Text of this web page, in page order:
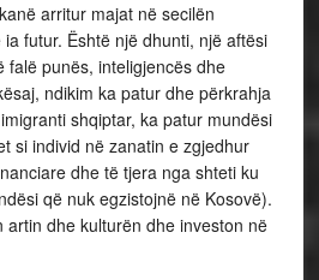
arritur majat në secilën
futur. Është një dhunti, një aftësi
falë punës, inteligjencës dhe
ndikim ka patur dhe përkrahja
shqiptar, ka patur mundësi
si individ në zanatin e zgjedhur
dhe të tjera nga shteti ku
që nuk egzistojnë në Kosovë).
artin dhe kulturën dhe investon në